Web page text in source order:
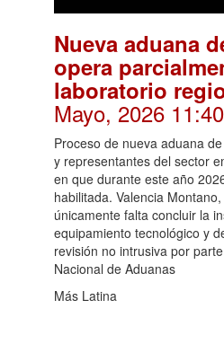
Nueva aduana
opera
laboratorio
Mayo, 2026 11:40
Proceso de nueva aduana
y representantes del sector
en que durante este año
habilitada. Valencia
únicamente falta concluir la
equipamiento tecnológico y
revisión no intrusiva por
Nacional de Aduanas
Más Latina